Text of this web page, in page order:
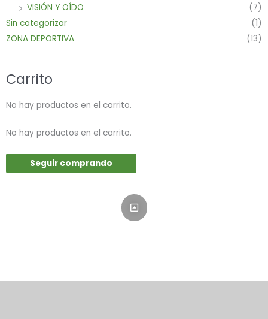
VISIÓN Y OÍDO
(7)
Sin categorizar
(1)
ZONA DEPORTIVA
(13)
Carrito
No hay productos en el carrito.
No hay productos en el carrito.
Seguir comprando